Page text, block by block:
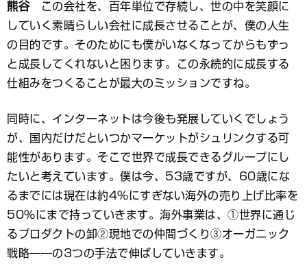
熊谷この会社を、百年単位で存続し、世の中を笑顔に
していく素晴らしい会社に成長させることが、僕の人生
の目的です。そのためにも僕がいなくなってからもずっ
と成長してくれないと困ります。この永続的に成長する
仕組みをつくることが最大のミッションですね。
同時に、インターネットは今後も発展していくでしょう
が、国内だけだといつかマーケットがシュリンクする可
能性があります。そこで世界で成長できるグループにし
たいと考えています。僕は今、53歳ですが、60歳にな
るまでには現在は約4％にすぎない海外の売り上げ比率を
50％にまで持っていきます。海外事業は、①世界に通じ
るプロダクトの卸②現地での仲間づくり③オーガニック
戦略――の3つの手法で伸ばしていきます。